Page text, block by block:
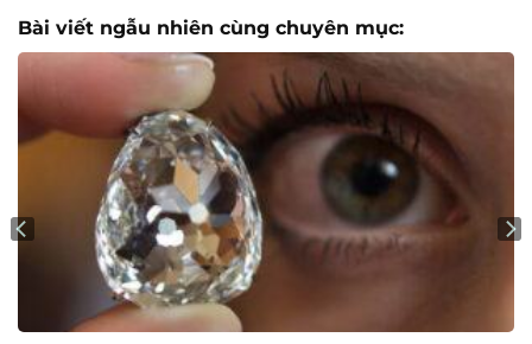
Bài viết ngẫu nhiên cùng chuyên mục: